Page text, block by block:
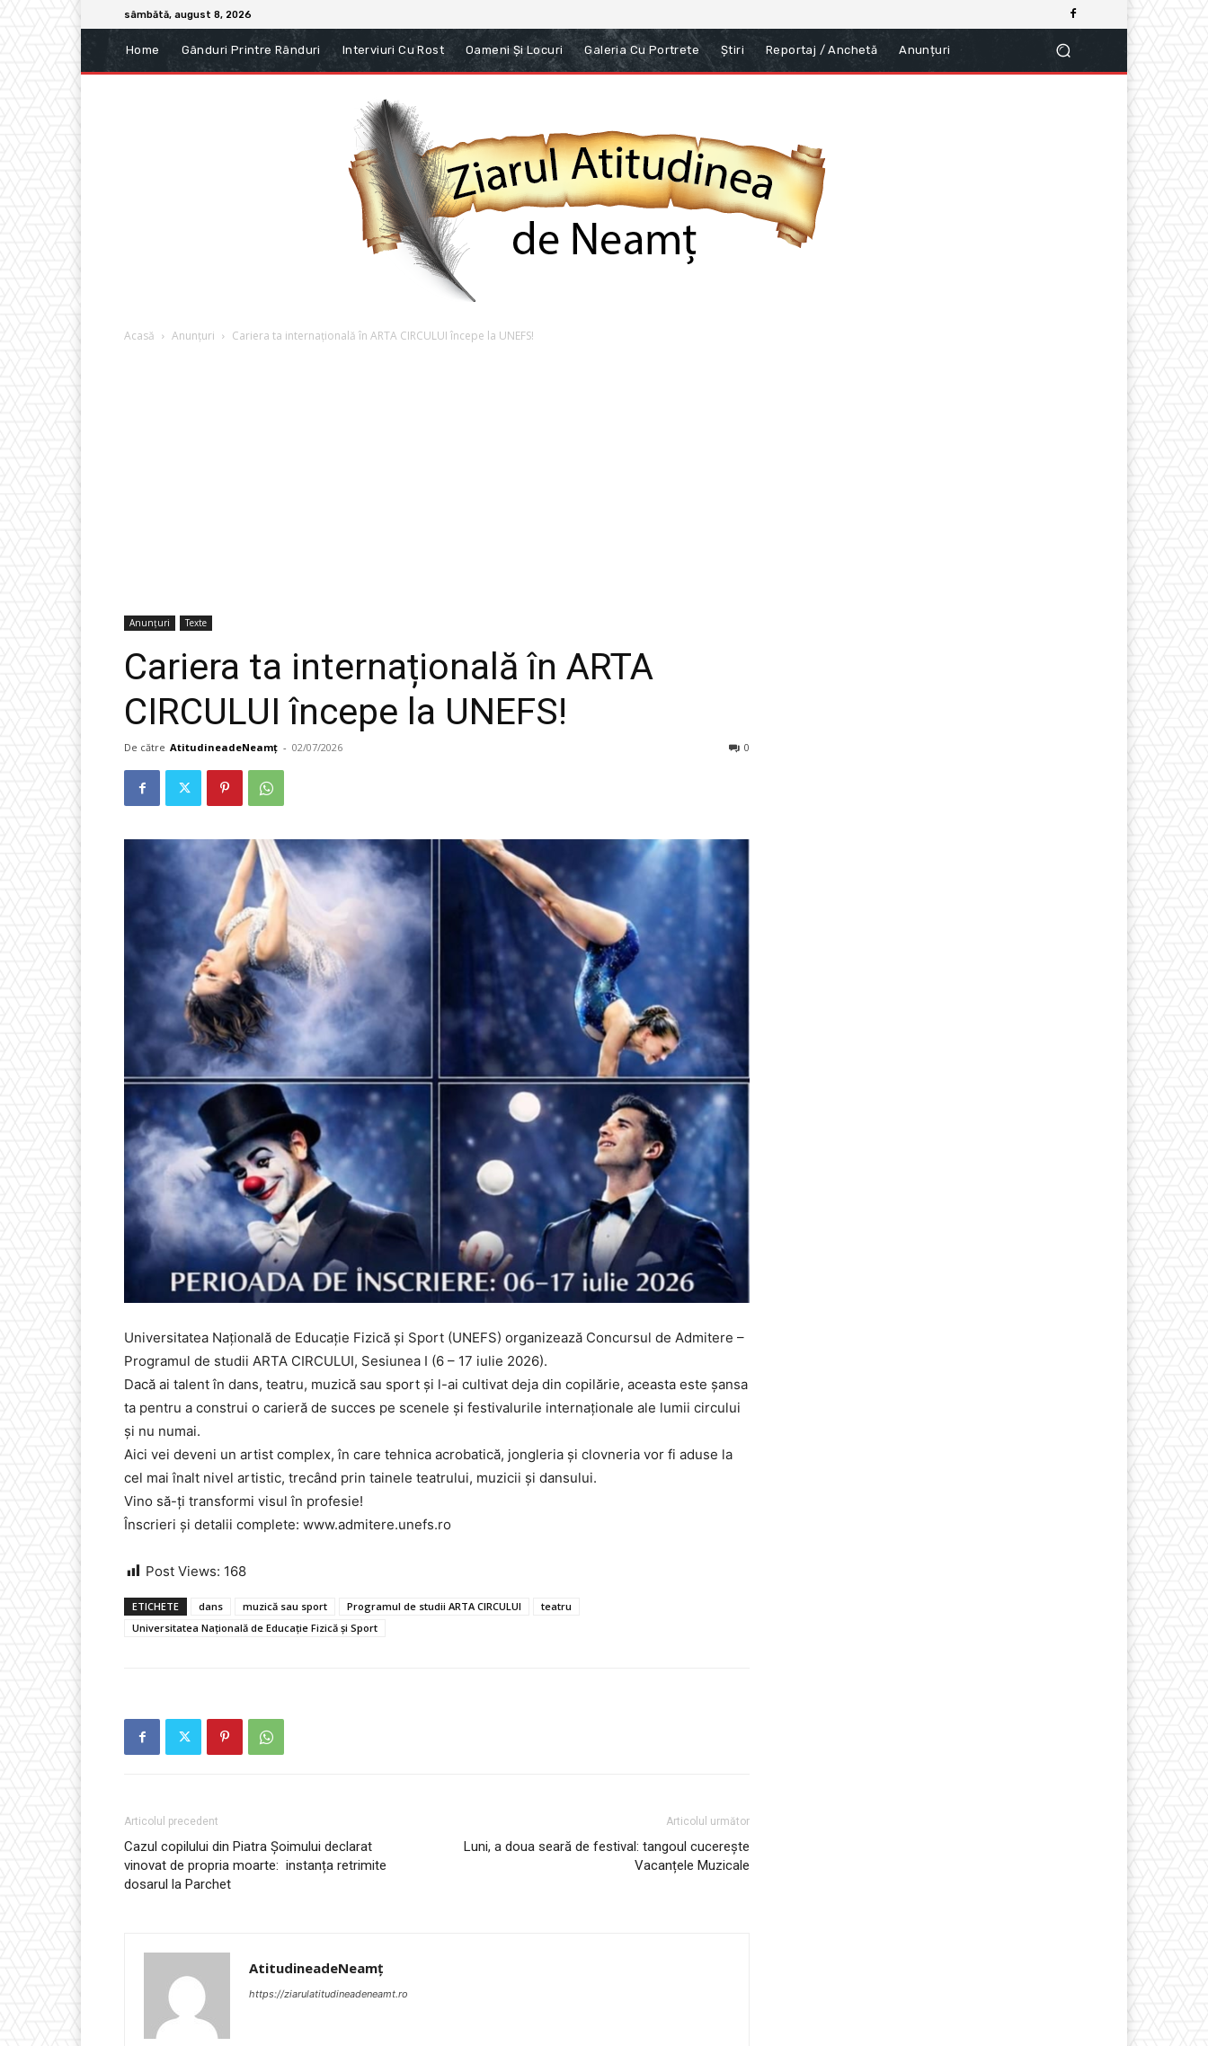
sâmbătă, august 8, 2026
Home Gânduri Printre Rânduri Interviuri Cu Rost Oameni Și Locuri Galeria Cu Portrete Știri Reportaj / Anchetă Anunțuri
Acasă Anunțuri Cariera ta internațională în ARTA CIRCULUI începe la UNEFS!
Anunțuri Texte
Cariera ta internațională în ARTA
CIRCULUI începe la UNEFS!
De către AtitudineadeNeamț - 02/07/2026 0
Universitatea Națională de Educație Fizică și Sport (UNEFS) organizează Concursul de Admitere –
Programul de studii ARTA CIRCULUI, Sesiunea I (6 – 17 iulie 2026).
Dacă ai talent în dans, teatru, muzică sau sport și l-ai cultivat deja din copilărie, aceasta este șansa
ta pentru a construi o carieră de succes pe scenele și festivalurile internaționale ale lumii circului
și nu numai.
Aici vei deveni un artist complex, în care tehnica acrobatică, jongleria și clovneria vor fi aduse la
cel mai înalt nivel artistic, trecând prin tainele teatrului, muzicii și dansului.
Vino să-ți transformi visul în profesie!
Înscrieri și detalii complete: www.admitere.unefs.ro
Post Views: 168
ETICHETE dans muzică sau sport Programul de studii ARTA CIRCULUI
teatru
Universitatea Națională de Educație Fizică și Sport
Articolul precedent
Cazul copilului din Piatra Șoimului declarat
vinovat de propria moarte: instanța retrimite
dosarul la Parchet
Articolul următor
Luni, a doua seară de festival: tangoul cucerește
Vacanțele Muzicale
AtitudineadeNeamț
https://ziarulatitudineadeneamt.ro